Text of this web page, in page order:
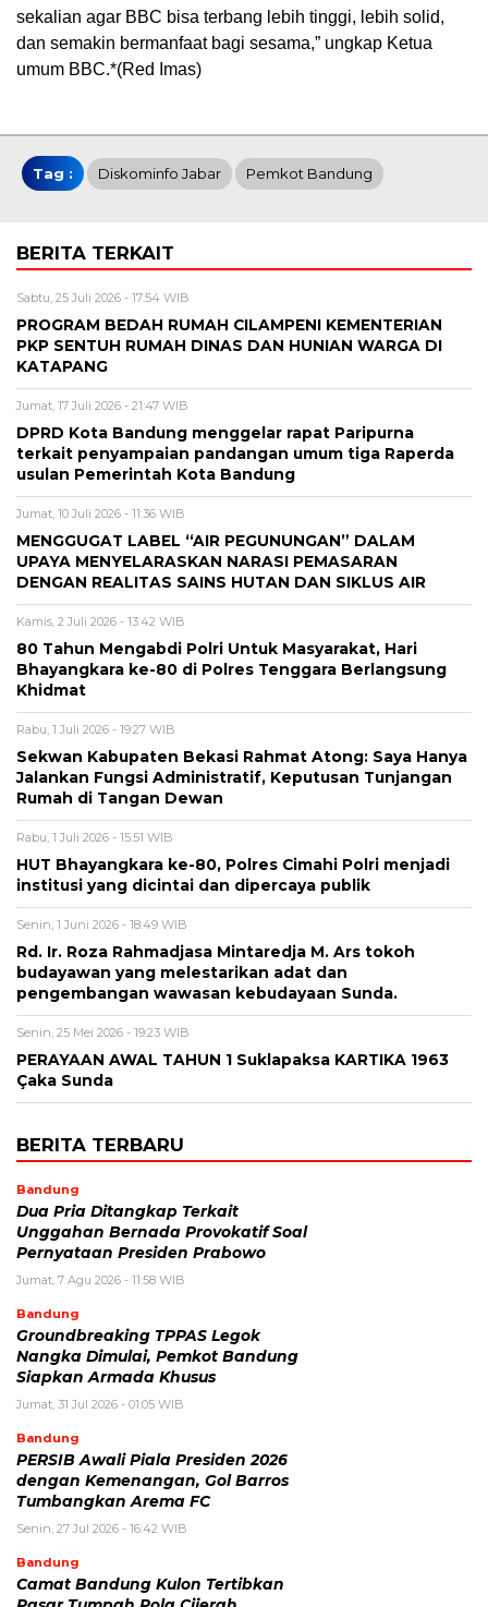
sekalian agar BBC bisa terbang lebih tinggi, lebih solid,
dan semakin bermanfaat bagi sesama,” ungkap Ketua
umum BBC.*(Red Imas)
Tag : Diskominfo Jabar Pemkot Bandung
BERITA TERKAIT
Sabtu, 25 Juli 2026 - 17:54 WIB
PROGRAM BEDAH RUMAH CILAMPENI KEMENTERIAN
PKP SENTUH RUMAH DINAS DAN HUNIAN WARGA DI
KATAPANG
Jumat, 17 Juli 2026 - 21:47 WIB
DPRD Kota Bandung menggelar rapat Paripurna
terkait penyampaian pandangan umum tiga Raperda
usulan Pemerintah Kota Bandung
Jumat, 10 Juli 2026 - 11:36 WIB
MENGGUGAT LABEL “AIR PEGUNUNGAN” DALAM
UPAYA MENYELARASKAN NARASI PEMASARAN
DENGAN REALITAS SAINS HUTAN DAN SIKLUS AIR
Kamis, 2 Juli 2026 - 13:42 WIB
80 Tahun Mengabdi Polri Untuk Masyarakat, Hari
Bhayangkara ke-80 di Polres Tenggara Berlangsung
Khidmat
Rabu, 1 Juli 2026 - 19:27 WIB
Sekwan Kabupaten Bekasi Rahmat Atong: Saya Hanya
Jalankan Fungsi Administratif, Keputusan Tunjangan
Rumah di Tangan Dewan
Rabu, 1 Juli 2026 - 15:51 WIB
HUT Bhayangkara ke-80, Polres Cimahi Polri menjadi
institusi yang dicintai dan dipercaya publik
Senin, 1 Juni 2026 - 18:49 WIB
Rd. Ir. Roza Rahmadjasa Mintaredja M. Ars tokoh
budayawan yang melestarikan adat dan
pengembangan wawasan kebudayaan Sunda.
Senin, 25 Mei 2026 - 19:23 WIB
PERAYAAN AWAL TAHUN 1 Suklapaksa KARTIKA 1963
Çaka Sunda
BERITA TERBARU
Bandung
Dua Pria Ditangkap Terkait
Unggahan Bernada Provokatif Soal
Pernyataan Presiden Prabowo
Jumat, 7 Agu 2026 - 11:58 WIB
Bandung
Groundbreaking TPPAS Legok
Nangka Dimulai, Pemkot Bandung
Siapkan Armada Khusus
Jumat, 31 Jul 2026 - 01:05 WIB
Bandung
PERSIB Awali Piala Presiden 2026
dengan Kemenangan, Gol Barros
Tumbangkan Arema FC
Senin, 27 Jul 2026 - 16:42 WIB
Bandung
Camat Bandung Kulon Tertibkan